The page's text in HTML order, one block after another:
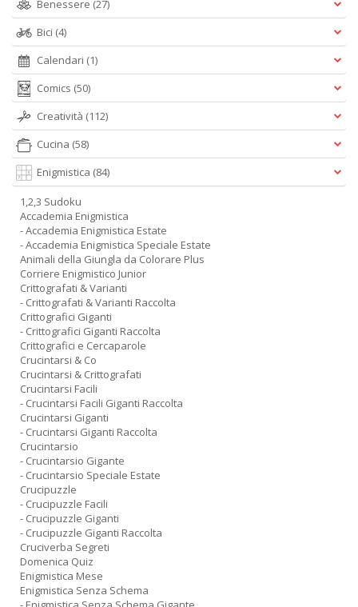
Benessere (27)
Bici (4)
Calendari (1)
Comics (50)
Creatività (112)
Cucina (58)
Enigmistica (84)
1,2,3 Sudoku
Accademia Enigmistica
- Accademia Enigmistica Estate
- Accademia Enigmistica Speciale Estate
Animali della Giungla da Colorare Plus
Corriere Enigmistico Junior
Crittografati & Varianti
- Crittografati & Varianti Raccolta
Crittografici Giganti
- Crittografici Giganti Raccolta
Crittografici e Cercaparole
Crucintarsi & Co
Crucintarsi & Crittografati
Crucintarsi Facili
- Crucintarsi Facili Giganti Raccolta
Crucintarsi Giganti
- Crucintarsi Giganti Raccolta
Crucintarsio
- Crucintarsio Gigante
- Crucintarsio Speciale Estate
Crucipuzzle
- Crucipuzzle Facili
- Crucipuzzle Giganti
- Crucipuzzle Giganti Raccolta
Cruciverba Segreti
Domenica Quiz
Enigmistica Mese
Enigmistica Senza Schema